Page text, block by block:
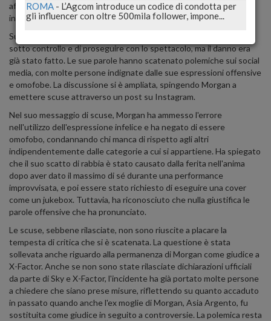
affermando che la sua performance non era solo una questione di
intrattenimento, ma anche di arte che meritava rispetto.
Successivamente, Morgan ha tentato di riportare la situazione
sotto controllo e di proseguire con lo spettacolo, ma il danno era
già stato fatto. Le sue parole hanno scatenato polemiche sui social
media, con molte persone indignate dalle sue espressioni offensive
e omofobe. La discussione si è ampliata, spingendo Morgan a
emettere scuse attraverso un post su Instagram.
Nel suo messaggio di scuse, Morgan ha ammesso l'errore
nell'utilizzo dell'espressione infelice e ha negato di essere
omofobo, condannando chi manca di rispetto agli altri
indipendentemente dalle categorie a cui si appartiene. Ha spiegato
che il suo scatto di rabbia è stato causato dalla ferita nell'anima
dopo aver dato il massimo di sé durante una performance
improvvisata, e poi essere stato richiesto di eseguire una cover
come un jukebox. Tuttavia, ha riconosciuto che nulla giustifica le
parole offensive che ha pronunciato.
Le scuse, sebbene rilasciate, non sono riuscite a placare la
tempesta di critica che si è scatenata. La questione è stata
sollevata anche riguardo alla permanenza di Morgan come giudice a
X-Factor. Anche se non sono state rilasciate dichiarazioni ufficiali
da parte di Sky e X-Factor, l'incidente ha già portato molte persone
a chiedere che siano prese misure, riflettendo su quanto accaduto
in passato quando anche l'ex moglie di Morgan, Asia Argento, fu
sostituita come giudice in seguito a controversie. La polemica resta
ROMA - L’Agcom introduce un codice di condotta per
gli influencer con oltre 500mila follower, impone...